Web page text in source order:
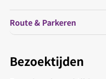
Route & Parkeren
Bezoektijden